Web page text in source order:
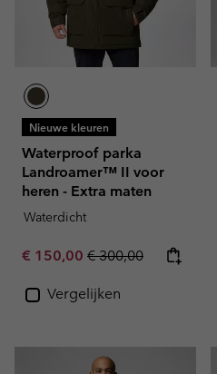
Nieuwe kleuren
Waterproof parka
Landroamer™ II voor
heren - Extra maten
Waterdicht
Sale price:
€ 150,00 Regular price:
€ 300,00
Vergelijken